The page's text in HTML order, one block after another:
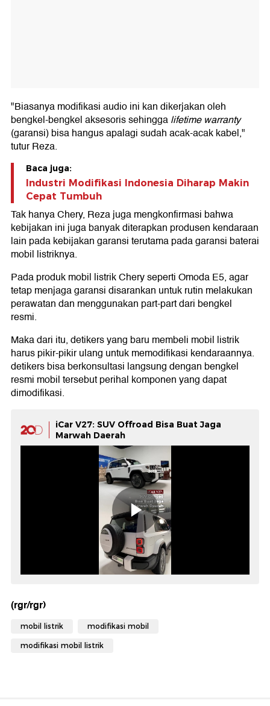
"Biasanya modifikasi audio ini kan dikerjakan oleh
bengkel-bengkel aksesoris sehinggalifetime warranty
(garansi) bisa hangus apalagi sudah acak-acak kabel,"
tutur Reza.
Baca juga:
Industri Modifikasi Indonesia Diharap Makin
Cepat Tumbuh
Tak hanya Chery, Reza juga mengkonfirmasi bahwa
kebijakan ini juga banyak diterapkan produsen kendaraan
lain pada kebijakan garansi terutama pada garansi baterai
mobil listriknya.
Pada produk mobil listrik Chery seperti Omoda E5, agar
tetap menjaga garansi disarankan untuk rutin melakukan
perawatan dan menggunakan part-part dari bengkel
resmi.
Maka dari itu, detikers yang baru membeli mobil listrik
harus pikir-pikir ulang untuk memodifikasi kendaraannya.
detikers bisa berkonsultasi langsung dengan bengkel
resmi mobil tersebut perihal komponen yang dapat
dimodifikasi.
iCar V27: SUV Offroad Bisa Buat Jaga
Marwah Daerah
(rgr/rgr)
mobil listrik modifikasi mobil
modifikasi mobil listrik